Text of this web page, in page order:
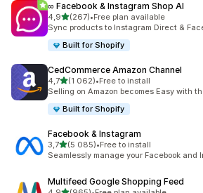
∞ Facebook & Instagram Shop AI
4,9/ 5 tähteä
(267)
267 arvostelua yhteensä
•Free plan available
Sync products to Instagram Direct &
Built for Shopify
CedCommerce Amazon Channel
4,7/ 5 tähteä
(1 062)
1062 arvostelua yhteensä
•Free to install
Selling on Amazon becomes Easy with
Built for Shopify
Facebook & Instagram
3,7/ 5 tähteä
(5 085)
5085 arvostelua yhteensä
•Free to install
Seamlessly manage your Facebook and
Multifeed Google Shopping Feed